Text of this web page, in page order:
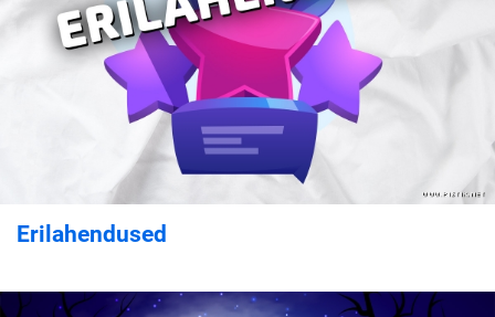
Erilahendused